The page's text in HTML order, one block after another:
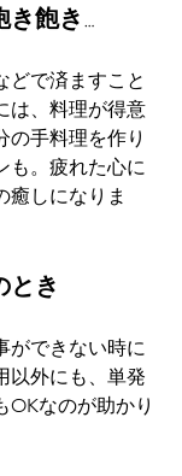
飽き…
どで済ますこと
は、料理が得意
の手料理を作り
も。疲れた心に
癒しになりま
とき
ができない時に
以外にも、単発
OKなのが助かり